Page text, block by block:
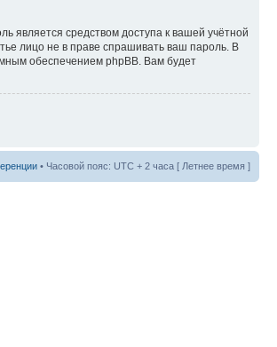
является средством доступа к вашей учётной
лицо не в праве спрашивать ваш пароль. В
обеспечением phpBB. Вам будет
• Часовой пояс: UTC + 2 часа [ Летнее время ]